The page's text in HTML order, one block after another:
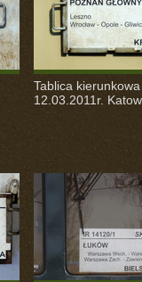
Tablica
12.03.2011r.